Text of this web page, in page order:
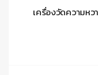
เครื่องวัดความห